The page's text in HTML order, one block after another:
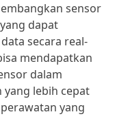
sensor
dapat
secara real-
mendapatkan
dalam
lebih cepat
yang